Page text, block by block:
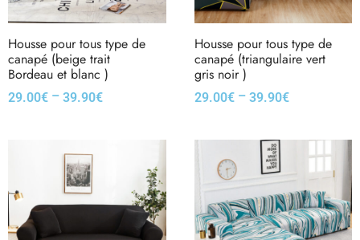
Housse pour tous type de
canapé (beige trait
Bordeau et blanc )
29.00€ – 39.90€
Housse pour tous type de
canapé (triangulaire vert
gris noir )
29.00€– 39.90€